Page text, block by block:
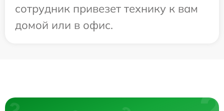
сотрудник привезет технику к вам
домой или в офис.